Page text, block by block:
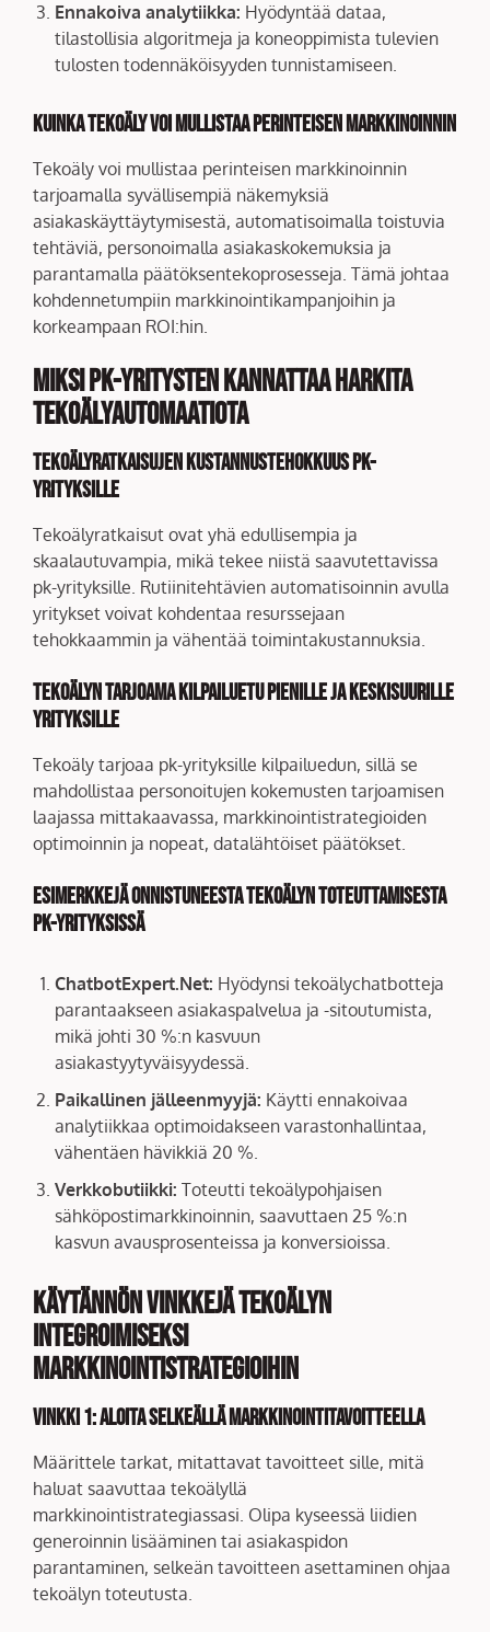
Ennakoiva analytiikka: Hyödyntää dataa,
tilastollisia algoritmeja ja koneoppimista tulevien
tulosten todennäköisyyden tunnistamiseen.
Kuinka tekoäly voi mullistaa perinteisen markkinoinnin
Tekoäly voi mullistaa perinteisen markkinoinnin
tarjoamalla syvällisempiä näkemyksiä
asiakaskäyttäytymisestä, automatisoimalla toistuvia
tehtäviä, personoimalla asiakaskokemuksia ja
parantamalla päätöksentekoprosesseja. Tämä johtaa
kohdennetumpiin markkinointikampanjoihin ja
korkeampaan ROI:hin.
Miksi pk-yritysten kannattaa harkita
tekoälyautomaatiota
Tekoälyratkaisujen kustannustehokkuus pk-
yrityksille
Tekoälyratkaisut ovat yhä edullisempia ja
skaalautuvampia, mikä tekee niistä saavutettavissa
pk-yrityksille. Rutiinitehtävien automatisoinnin avulla
yritykset voivat kohdentaa resurssejaan
tehokkaammin ja vähentää toimintakustannuksia.
Tekoälyn tarjoama kilpailuetu pienille ja keskisuurille
yrityksille
Tekoäly tarjoaa pk-yrityksille kilpailuedun, sillä se
mahdollistaa personoitujen kokemusten tarjoamisen
laajassa mittakaavassa, markkinointistrategioiden
optimoinnin ja nopeat, datalähtöiset päätökset.
Esimerkkejä onnistuneesta tekoälyn toteuttamisesta
pk-yrityksissä
ChatbotExpert.Net: Hyödynsi tekoälychatbotteja
parantaakseen asiakaspalvelua ja -sitoutumista,
mikä johti 30 %:n kasvuun
asiakastyytyväisyydessä.
Paikallinen jälleenmyyjä: Käytti ennakoivaa
analytiikkaa optimoidakseen varastonhallintaa,
vähentäen hävikkiä 20 %.
Verkkobutiikki: Toteutti tekoälypohjaisen
sähköpostimarkkinoinnin, saavuttaen 25 %:n
kasvun avausprosenteissa ja konversioissa.
Käytännön vinkkejä tekoälyn
integroimiseksi
markkinointistrategioihin
Vinkki 1:Aloita selkeällä markkinointitavoitteella
Määrittele tarkat, mitattavat tavoitteet sille, mitä
haluat saavuttaa tekoälyllä
markkinointistrategiassasi. Olipa kyseessä liidien
generoinnin lisääminen tai asiakaspidon
parantaminen, selkeän tavoitteen asettaminen ohjaa
tekoälyn toteutusta.